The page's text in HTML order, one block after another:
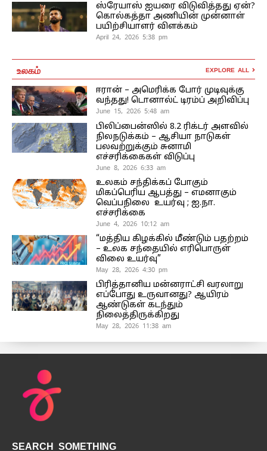
ஸ்ரேயாஸ் ஐயரை விடுவித்தது ஏன்?
கொல்கத்தா அணியின் முன்னாள்
பயிற்சியாளர் விளக்கம்
April 24, 2026 5:38 pm
உலகம் EXPLORE ALL
ஈரான் – அமெரிக்க போர் முடிவுக்கு
வந்தது! டொனால்ட் டிரம்ப் அறிவிப்பு
June 15, 2026 5:48 am
பிலிப்பைன்ஸில் 8.2 ரிக்டர் அளவில்
நிலநடுக்கம் – ஆசியா நாடுகள்
பலவற்றுக்கும் சுனாமி
எச்சரிக்கைகள் விடுப்பு
June 8, 2026 6:33 am
உலகம் சந்திக்கப் போகும்
மிகப்பெரிய ஆபத்து – எமனாகும்
வெப்பநிலை உயர்வு ; ஐ.நா.
எச்சரிக்கை
June 4, 2026 10:12 am
“மத்திய கிழக்கில் மீண்டும் பதற்றம்
– உலக சந்தையில் எரிபொருள்
விலை உயர்வு”
May 28, 2026 4:30 pm
பிரித்தானிய மன்னராட்சி வரலாறு
எப்போது உருவானது? ஆயிரம்
ஆண்டுகள் கடந்தும்
நிலைத்திருக்கிறது
May 28, 2026 11:38 am
SEARCH SOMETHING